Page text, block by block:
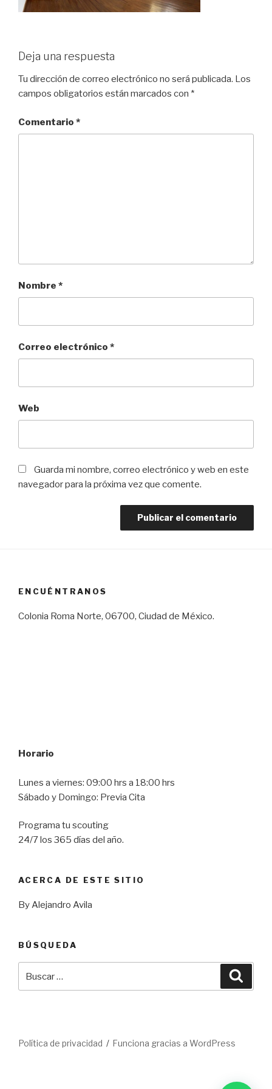
Deja una respuesta
Tu dirección de correo electrónico no será publicada. Los
campos obligatorios están marcados con *
Comentario *
Nombre *
Correo electrónico *
Web
Guarda mi nombre, correo electrónico y web en este
navegador para la próxima vez que comente.
ENCUÉNTRANOS
Colonia Roma Norte, 06700, Ciudad de México.
Horario
Lunes a viernes: 09:00 hrs a 18:00 hrs
Sábado y Domingo: Previa Cita
Programa tu scouting
24/7 los 365 días del año.
ACERCA DE ESTE SITIO
By Alejandro Avila
BÚSQUEDA
Política de privacidad Funciona gracias a WordPress